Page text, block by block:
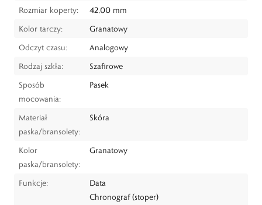
Rozmiar koperty:
42,00 mm
Kolor tarczy:
Granatowy
Odczyt czasu:
Analogowy
Rodzaj szkła:
Szafirowe
Sposób
mocowania:
Pasek
Materiał
paska/bransolety:
Skóra
Kolor
paska/bransolety:
Granatowy
Funkcje:
Data
Chronograf (stoper)